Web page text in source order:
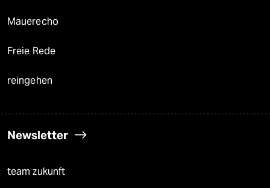
Mauerecho
Freie Rede
reingehen
Newsletter
team zukunft